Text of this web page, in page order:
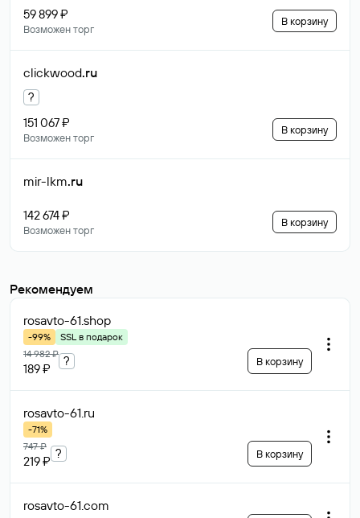
59 899 ₽
Возможен торг
В корзину
clickwood.ru
?
151 067 ₽
Возможен торг
В корзину
mir-lkm.ru
142 674 ₽
Возможен торг
В корзину
Рекомендуем
rosavto-61.shop
-99%
SSL в подарок
14 982 ₽
189 ₽
? В корзину
rosavto-61.ru
-71%
747 ₽
219 ₽
? В корзину
rosavto-61.com